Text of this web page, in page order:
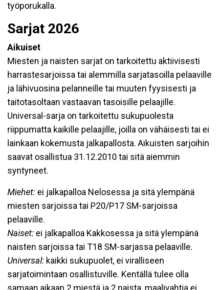
työporukalla.
Sarjat 2026
Aikuiset
Miesten ja naisten sarjat on tarkoitettu aktiivisesti
harrastesarjoissa tai alemmilla sarjatasoilla pelaaville
ja lähivuosina pelanneille tai muuten fyysisesti ja
taitotasoltaan vastaavan tasoisille pelaajille.
Universal-sarja on tarkoitettu sukupuolesta
riippumatta kaikille pelaajille, joilla on vähäisesti tai ei
lainkaan kokemusta jalkapallosta. Aikuisten sarjoihin
saavat osallistua 31.12.2010 tai sitä aiemmin
syntyneet.
Miehet: ei jalkapalloa Nelosessa ja sitä ylempänä
miesten sarjoissa tai P20/P17 SM-sarjoissa
pelaaville.
Naiset: ei jalkapalloa Kakkosessa ja sitä ylempänä
naisten sarjoissa tai T18 SM-sarjassa pelaaville.
Universal: kaikki sukupuolet, ei viralliseen
sarjatoimintaan osallistuville. Kentällä tulee olla
samaan aikaan 2 miestä ja 2 naista, maalivahtia ei